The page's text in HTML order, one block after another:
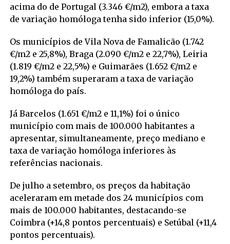
acima do de Portugal (3.346 €/m2), embora a taxa
de variação homóloga tenha sido inferior (15,0%).
Os municípios de Vila Nova de Famalicão (1.742
€/m2 e 25,8%), Braga (2.090 €/m2 e 22,7%), Leiria
(1.819 €/m2 e 22,5%) e Guimarães (1.652 €/m2 e
19,2%) também superaram a taxa de variação
homóloga do país.
Já Barcelos (1.651 €/m2 e 11,1%) foi o único
município com mais de 100.000 habitantes a
apresentar, simultaneamente, preço mediano e
taxa de variação homóloga inferiores às
referências nacionais.
De julho a setembro, os preços da habitação
aceleraram em metade dos 24 municípios com
mais de 100.000 habitantes, destacando-se
Coimbra (+14,8 pontos percentuais) e Setúbal (+11,4
pontos percentuais).